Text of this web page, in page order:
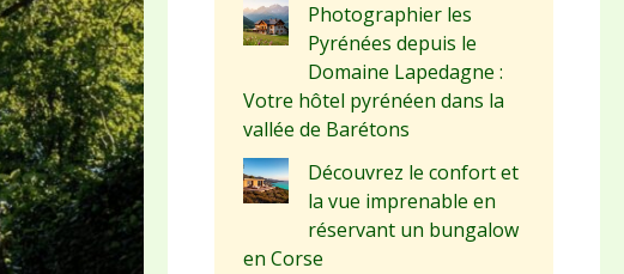
Photographier les
Pyrénées depuis le
Domaine Lapedagne :
Votre hôtel pyrénéen dans la
vallée de Barétons
Découvrez le confort et
la vue imprenable en
réservant un bungalow
en Corse